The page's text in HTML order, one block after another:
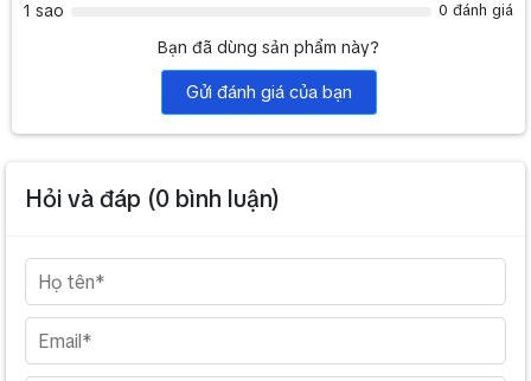
EVC microphone array
IR remote control with batteries
Cấu hình giải pháp truyền hình AVer EVC350 bao gồm:
AVer EVC130 - Thiết bị truyền hình tương tác
Màn hình hiển thị nội dung Samsung UA65NU7090
Case máy tính Dell Vostro 3471ST 46R631W
Capture Card AVerMedia Live Gamer HD 2 - GC570
License mở rộng đa điểm AVer EVC
1 sao 0 đánh giá
Bạn đã dùng sản phẩm này?
Gửi đánh giá của bạn
Hỏi và đáp (0 bình luận)